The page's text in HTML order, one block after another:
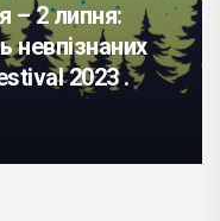
– 2 липня:
2023 .